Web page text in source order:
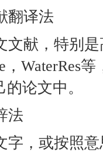
翻译法
文献，特别
，WaterRes
论文中。
法
字，或按照